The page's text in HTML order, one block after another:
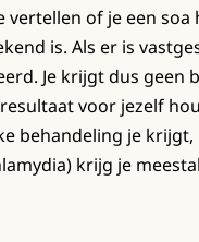
vertellen of je een
is. Als er is
Je krijgt dus geen
voor jezelf
behandeling je
krijg je